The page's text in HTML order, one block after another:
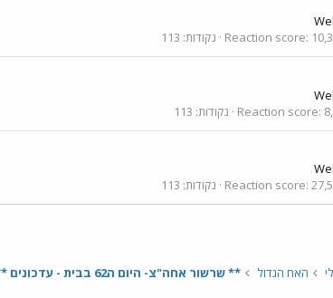
Reaction score נקודות 113
Reaction score נקודות 113
Reaction score נקודות 113
האח הגדול ** שרשור אחה"צ- היום ה62 בבית - עדכונים **